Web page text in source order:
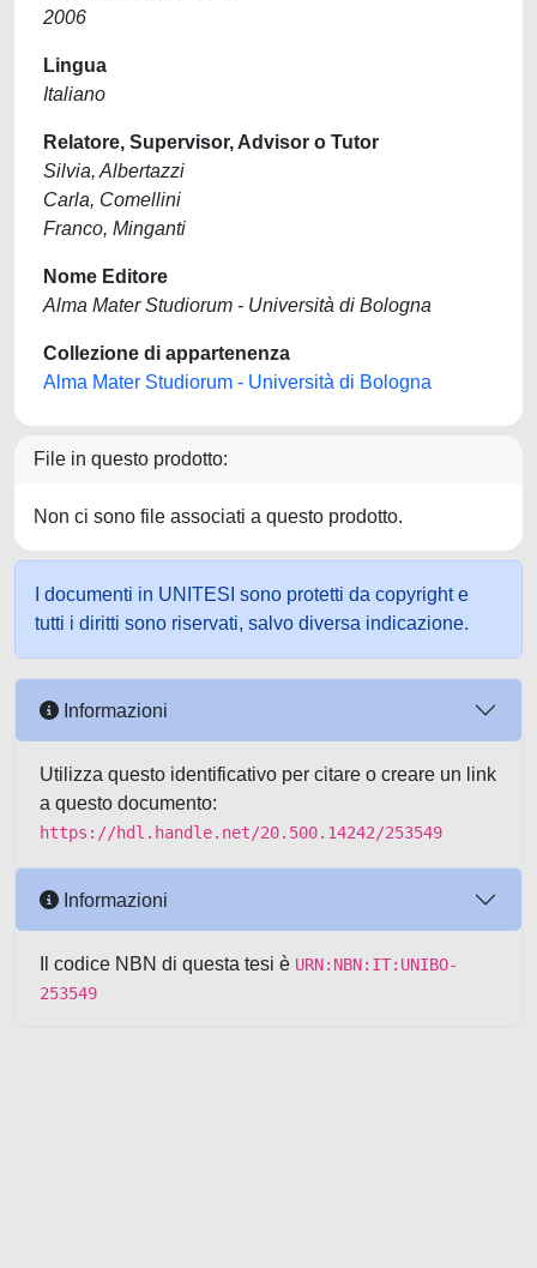
2006
Lingua
Italiano
Relatore, Supervisor, Advisor o Tutor
Silvia, Albertazzi
Carla, Comellini
Franco, Minganti
Nome Editore
Alma Mater Studiorum - Università di Bologna
Collezione di appartenenza
Alma Mater Studiorum - Università di Bologna
File in questo prodotto:
Non ci sono file associati a questo prodotto.
I documenti in UNITESI sono protetti da copyright e
tutti i diritti sono riservati, salvo diversa indicazione.
Informazioni
Utilizza questo identificativo per citare o creare un link
a questo documento:
https://hdl.handle.net/20.500.14242/253549
Informazioni
Il codice NBN di questa tesi è URN:NBN:IT:UNIBO-
253549